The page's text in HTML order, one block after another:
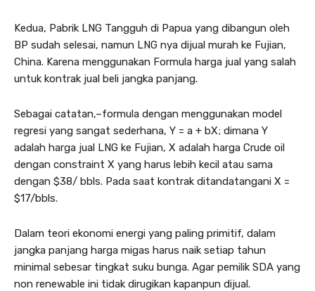
Kedua, Pabrik LNG Tangguh di Papua yang dibangun oleh
BP sudah selesai, namun LNG nya dijual murah ke Fujian,
China. Karena menggunakan Formula harga jual yang salah
untuk kontrak jual beli jangka panjang.
Sebagai catatan,–formula dengan menggunakan model
regresi yang sangat sederhana, Y = a + bX; dimana Y
adalah harga jual LNG ke Fujian, X adalah harga Crude oil
dengan constraint X yang harus lebih kecil atau sama
dengan $38/ bbls. Pada saat kontrak ditandatangani X =
$17/bbls.
Dalam teori ekonomi energi yang paling primitif, dalam
jangka panjang harga migas harus naik setiap tahun
minimal sebesar tingkat suku bunga. Agar pemilik SDA yang
non renewable ini tidak dirugikan kapanpun dijual.